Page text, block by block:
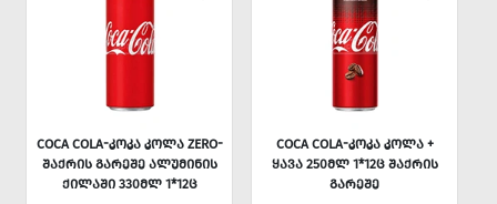
COCA COLA-ᲙᲝᲙᲐ ᲙᲝᲚᲐ ZERO-
ᲨᲐᲥᲠᲘᲡ ᲒᲐᲠᲔᲨᲔ ᲐᲚᲣᲛᲘᲜᲘᲡ
ᲥᲘᲚᲐᲨᲘ 330ᲛᲚ 1*12Ც
COCA COLA-ᲙᲝᲙᲐ ᲙᲝᲚᲐ +
ᲧᲐᲕᲐ 250ᲛᲚ 1*12Ც ᲨᲐᲥᲠᲘᲡ
ᲒᲐᲠᲔᲨᲔ